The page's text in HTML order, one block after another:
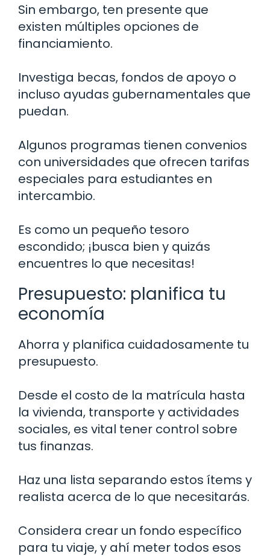
Sin embargo, ten presente que
existen múltiples opciones de
financiamiento.
Investiga becas, fondos de apoyo o
incluso ayudas gubernamentales que
puedan.
Algunos programas tienen convenios
con universidades que ofrecen tarifas
especiales para estudiantes en
intercambio.
Es como un pequeño tesoro
escondido; ¡busca bien y quizás
encuentres lo que necesitas!
Presupuesto: planifica tu
economía
Ahorra y planifica cuidadosamente tu
presupuesto.
Desde el costo de la matrícula hasta
la vivienda, transporte y actividades
sociales, es vital tener control sobre
tus finanzas.
Haz una lista separando estos ítems y
realista acerca de lo que necesitarás.
Considera crear un fondo específico
para tu viaje, y ahí meter todos esos